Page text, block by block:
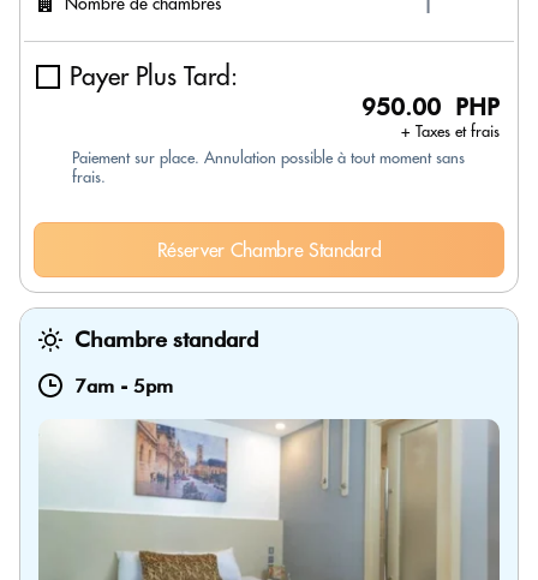
Payer Plus Tard:
950.00 PHP
+ Taxes et frais
Paiement sur place. Annulation possible à tout moment sans
frais.
Réserver Chambre Standard
Chambre standard
7am - 5pm